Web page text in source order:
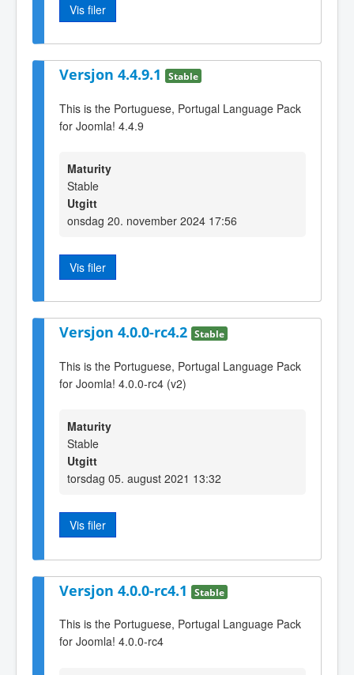
Vis filer
Versjon 4.4.9.1 Stable
This is the Portuguese, Portugal Language Pack
for Joomla! 4.4.9
Maturity
Stable
Utgitt
onsdag 20. november 2024 17:56
Vis filer
Versjon 4.0.0-rc4.2 Stable
This is the Portuguese, Portugal Language Pack
for Joomla! 4.0.0-rc4 (v2)
Maturity
Stable
Utgitt
torsdag 05. august 2021 13:32
Vis filer
Versjon 4.0.0-rc4.1 Stable
This is the Portuguese, Portugal Language Pack
for Joomla! 4.0.0-rc4